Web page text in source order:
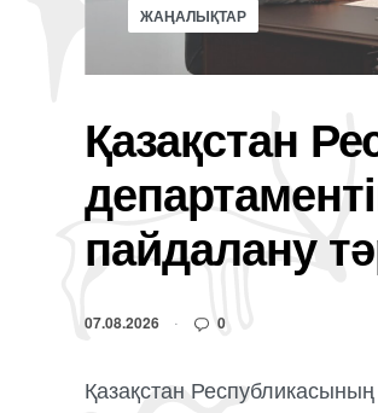
ЖАҢАЛЫҚТАР
Қазақстан
пайдалану
07.08.2026 0
Қазақстан